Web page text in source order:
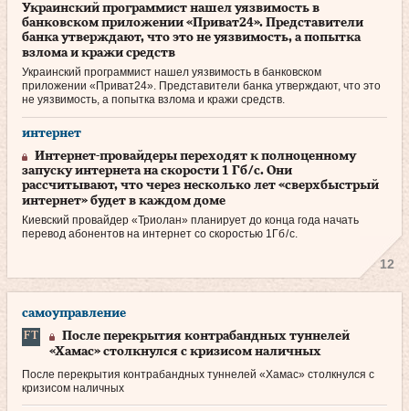
Украинский программист нашел уязвимость в
банковском приложении «Приват24». Представители
банка утверждают, что это не уязвимость, а попытка
взлома и кражи средств
Украинский программист нашел уязвимость в банковском
приложении «Приват24». Представители банка утверждают, что это
не уязвимость, а попытка взлома и кражи средств.
интернет
Интернет-провайдеры переходят к полноценному
запуску интернета на скорости 1 Гб/с. Они
рассчитывают, что через несколько лет «сверхбыстрый
интернет» будет в каждом доме
Киевский провайдер «Триолан» планирует до конца года начать
перевод абонентов на интернет со скоростью 1Гб / с.
12
самоуправление
После перекрытия контрабандных туннелей
«Хамас» столкнулся с кризисом наличных
После перекрытия контрабандных туннелей «Хамас» столкнулся с
кризисом наличных